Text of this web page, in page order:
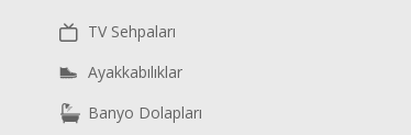
TV Sehpaları
Ayakkabılıklar
Banyo Dolapları